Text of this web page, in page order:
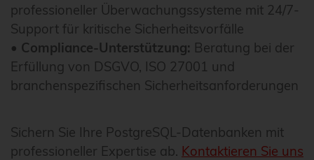
professioneller Überwachungssysteme mit 24/7-
Support für kritische Sicherheitsvorfälle
• Compliance-Unterstützung: Beratung bei der
Erfüllung von DSGVO, ISO 27001 und
branchenspezifischen Sicherheitsanforderungen
Sichern Sie Ihre PostgreSQL-Datenbanken mit
professioneller Expertise ab. Kontaktieren Sie uns